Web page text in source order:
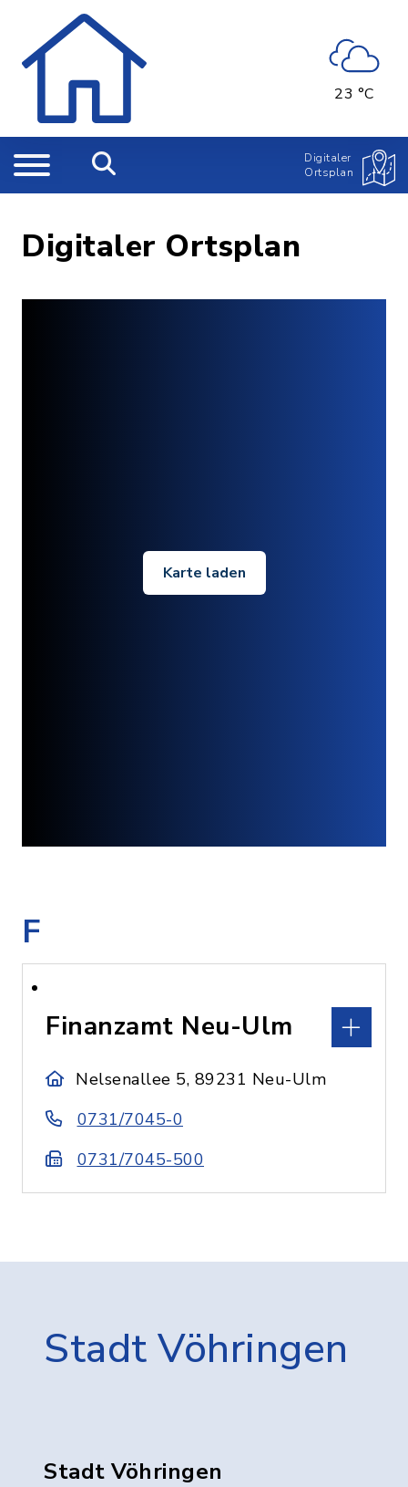
23 °C
Digitaler
Ortsplan
Digitaler Ortsplan
Karte laden
F
Finanzamt Neu-Ulm
Nelsenallee 5, 89231 Neu-Ulm
0731/7045-0
0731/7045-500
Stadt Vöhringen
Stadt Vöhringen